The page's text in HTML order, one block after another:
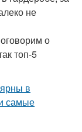
не
о
топ-5